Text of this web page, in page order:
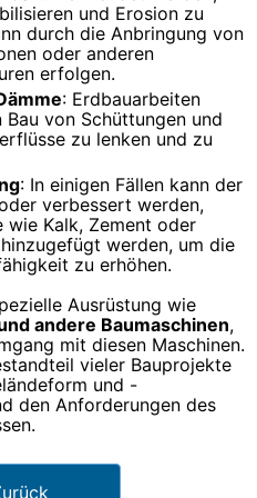
und Erosion zu
durch die Anbringung von
oder anderen
erfolgen.
: Erdbauarbeiten
Bau von Schüttungen und
zu lenken und zu
: In einigen Fällen kann der
verbessert werden,
Kalk, Zement oder
werden, um die
zu erhöhen.
Ausrüstung wie
andere Baumaschinen,
mit diesen Maschinen.
vieler Bauprojekte
und -
den Anforderungen des